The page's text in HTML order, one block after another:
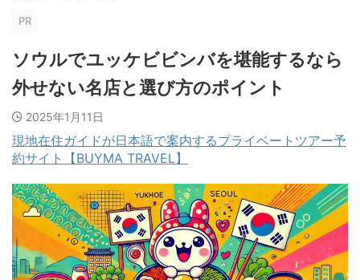
PR
ソウルでユッケビビンバを堪能するなら
外せない名店と選び方のポイント
2025年1月11日
現地在住ガイドが日本語で案内するプライベートツアー予
約サイト【BUYMA TRAVEL】